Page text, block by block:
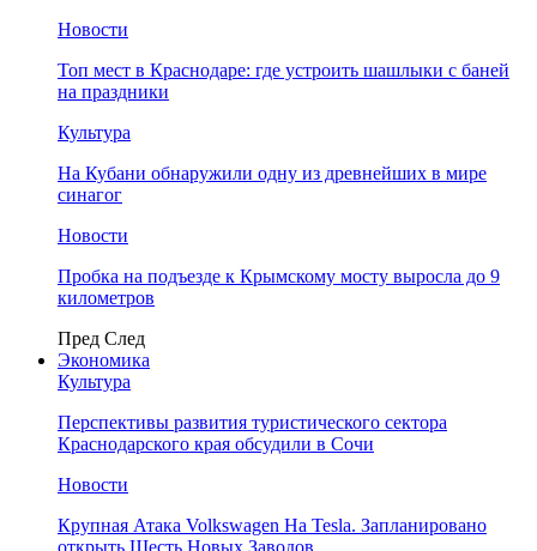
Новости
Топ мест в Краснодаре: где устроить шашлыки с баней
на праздники
Культура
На Кубани обнаружили одну из древнейших в мире
синагог
Новости
Пробка на подъезде к Крымскому мосту выросла до 9
километров
Пред След
Экономика
Культура
Перспективы развития туристического сектора
Краснодарского края обсудили в Сочи
Новости
Крупная Атака Volkswagen На Tesla. Запланировано
открыть Шесть Новых Заводов